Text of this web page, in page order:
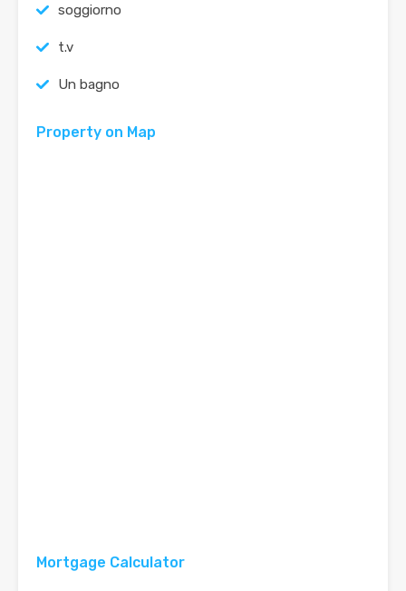
soggiorno
t.v
Un bagno
Property on Map
Mortgage Calculator